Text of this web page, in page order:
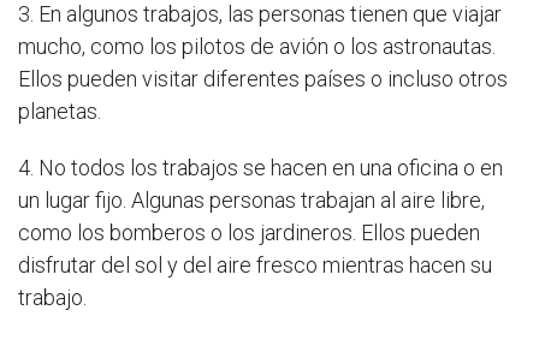
3. En algunos trabajos, las personas tienen que viajar
mucho, como los pilotos de avión o los astronautas.
Ellos pueden visitar diferentes países o incluso otros
planetas.
4. No todos los trabajos se hacen en una oficina o en
un lugar fijo. Algunas personas trabajan al aire libre,
como los bomberos o los jardineros. Ellos pueden
disfrutar del sol y del aire fresco mientras hacen su
trabajo.